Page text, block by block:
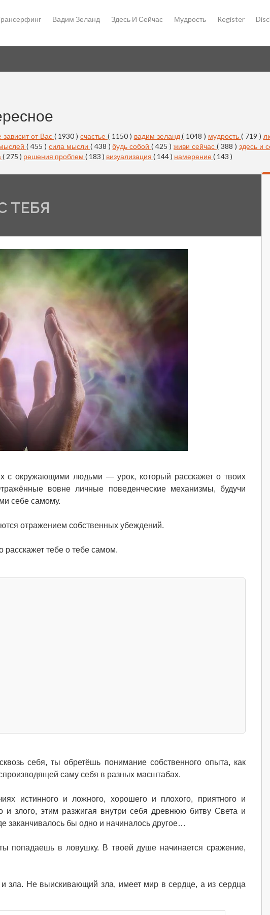
Вадим Зеланд Здесь И Сейчас Мудрость Register
зависит от Вас ( 1930 )счастье ( 1150 ) вадим зеланд( 1048 ) мудрость ( 719 )
( 455 ) сила мысли ( 438 )будь собой( 425 )живи сейчас ( 388 ) здесь и
( 275 ) решения проблем ( 183 ) визуализация ( 144 ) намерение( 143 )
ТЕБЯ
с окружающими людьми — урок, который расскажет о твоих
вовне личные поведенческие механизмы, будучи
себе самому.
отражением собственных убеждений.
тебе о тебе самом.
себя, ты обретёшь понимание собственного опыта, как
саму себя в разных масштабах.
истинного и ложного, хорошего и плохого, приятного и
и злого, этим разжигая внутри себя древнюю битву Света и
заканчивалось бы одно и начиналось другое…
попадаешь в ловушку. В твоей душе начинается сражение,
зла. Не выискивающий зла, имеет мир в сердце, а из сердца